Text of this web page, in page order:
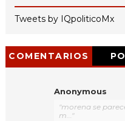
Tweets by IQpoliticoMx
COMENTARIOS
Anonymous
"morena se
m..."